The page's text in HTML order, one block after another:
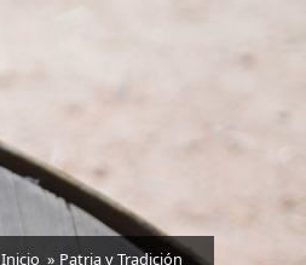
Inicio » Patria y Tradición